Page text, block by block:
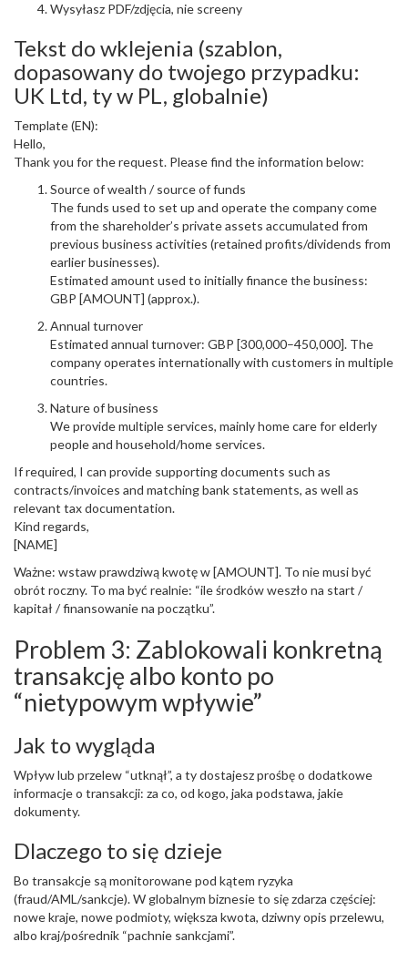
Wysyłasz PDF/zdjęcia, nie screeny
Tekst do wklejenia (szablon,
dopasowany do twojego przypadku:
UK Ltd, ty w PL, globalnie)
Template (EN):
Hello,
Thank you for the request. Please find the information below:
Source of wealth / source of funds
The funds used to set up and operate the company come
from the shareholder’s private assets accumulated from
previous business activities (retained profits/dividends from
earlier businesses).
Estimated amount used to initially finance the business:
GBP [AMOUNT] (approx.).
Annual turnover
Estimated annual turnover: GBP [300,000–450,000]. The
company operates internationally with customers in multiple
countries.
Nature of business
We provide multiple services, mainly home care for elderly
people and household/home services.
If required, I can provide supporting documents such as
contracts/invoices and matching bank statements, as well as
relevant tax documentation.
Kind regards,
[NAME]
Ważne: wstaw prawdziwą kwotę w [AMOUNT]. To nie musi być
obrót roczny. To ma być realnie: “ile środków weszło na start /
kapitał / finansowanie na początku”.
Problem 3: Zablokowali konkretną
transakcję albo konto po
“nietypowym wpływie”
Jak to wygląda
Wpływ lub przelew “utknął”, a ty dostajesz prośbę o dodatkowe
informacje o transakcji: za co, od kogo, jaka podstawa, jakie
dokumenty.
Dlaczego to się dzieje
Bo transakcje są monitorowane pod kątem ryzyka
(fraud/AML/sankcje). W globalnym biznesie to się zdarza częściej:
nowe kraje, nowe podmioty, większa kwota, dziwny opis przelewu,
albo kraj/pośrednik “pachnie sankcjami”.